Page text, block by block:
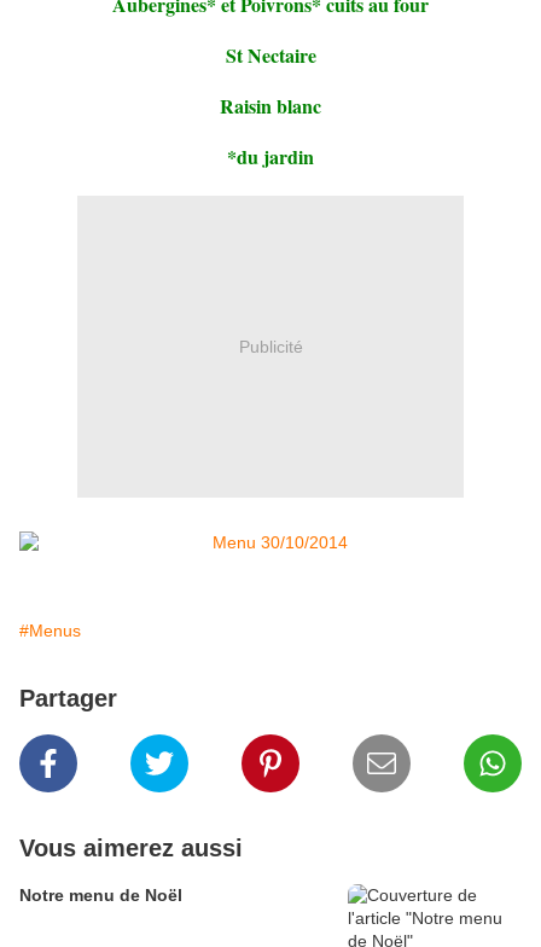
St Nectaire
Raisin blanc
*du jardin
Publicité
#Menus
Partager
Vous aimerez aussi
Notre menu de Noël